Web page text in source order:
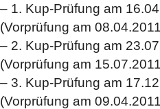
– 1. Kup-Prüfung am
(Vorprüfung am
– 2. Kup-Prüfung am
(Vorprüfung am
– 3. Kup-Prüfung am
(Vorprüfung am